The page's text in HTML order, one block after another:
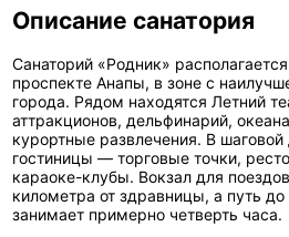
Описание санатория
Санаторий «Родник»
проспекте Анапы, в зоне с
города. Рядом находятся Летний
аттракционов, дельфинарий,
курортные развлечения. В шаговой
гостиницы — торговые точки,
караоке-клубы. Вокзал для
километра от здравницы, а путь
занимает примерно четверть часа.